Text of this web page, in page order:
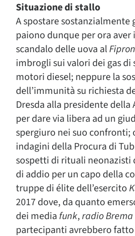
Situazione di stallo
A spostare
paiono dunque per ora
scandalo delle uova al
imbrogli sui valori dei gas di
motori diesel; neppure la
dell’immunità su richiesta
Dresda alla presidente della
per dare via libera ad un
spergiuro nei suo confronti;
indagini della Procura di
sospetti di rituali neonazisti
di addio per un capo della
truppe di élite dell’esercito
2017 dove, da quanto
dei media funk,radio Brema
partecipanti avrebbero